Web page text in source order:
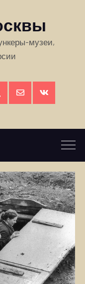
музеи,
Искать:
ПОИСК